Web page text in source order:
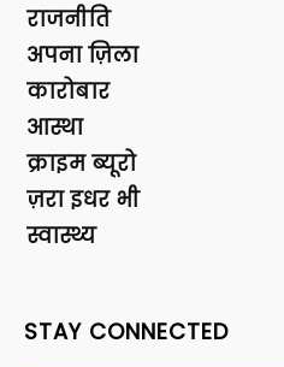
राजनीति
अपना ज़िला
कारोबार
आस्था
क्राइम ब्यूरो
ज़रा इधर भी
स्वास्थ्य
STAY CONNECTED